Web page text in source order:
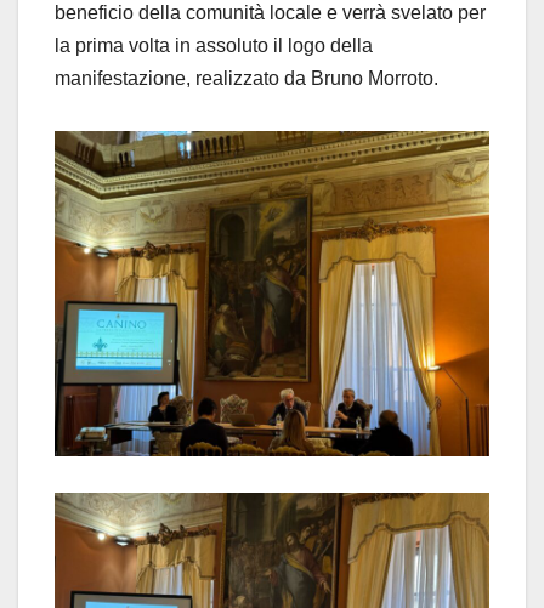
beneficio della comunità locale e verrà svelato per
la prima volta in assoluto il logo della
manifestazione, realizzato da Bruno Morroto.